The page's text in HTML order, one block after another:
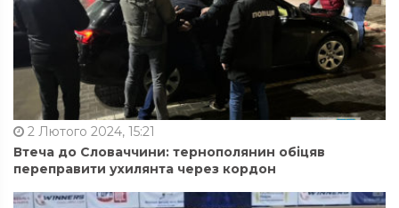
2 Лютого 2024, 15:21
Втеча до Словаччини: тернополянин обіцяв
переправити ухилянта через кордон